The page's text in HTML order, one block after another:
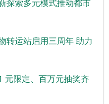
探索多元模式推动都市
转运站启用三周年 助力
元限定、百万元抽奖齐